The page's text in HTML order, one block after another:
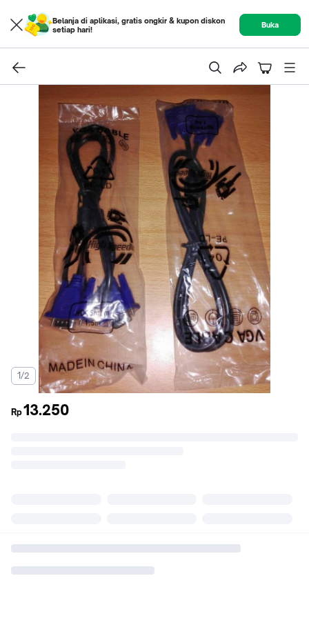
Belanja di aplikasi, gratis ongkir & kupon diskon
setiap hari!
Buka
1/2
Rp13.250